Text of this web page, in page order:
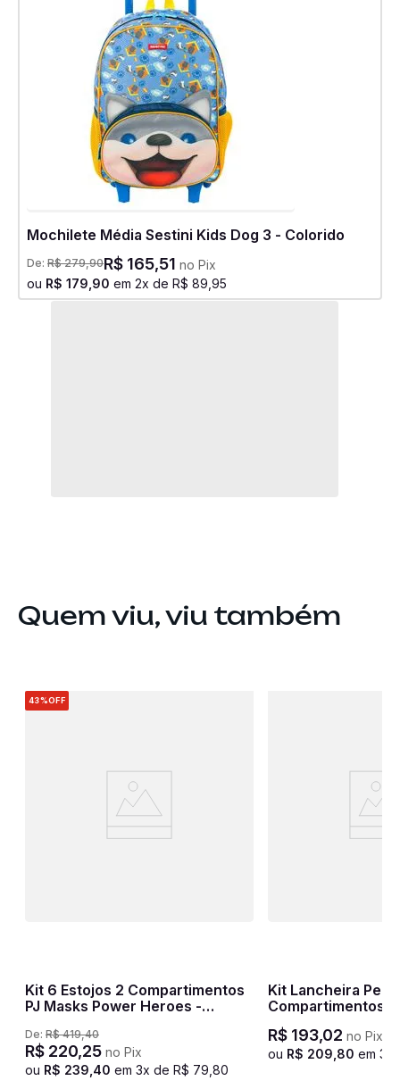
Mochilete Média Sestini Kids Dog 3 - Colorido
De: R$ 279,90R$ 165,51 no Pix
ou R$ 179 90 em 2x de R$ 89 95
Quem viu, viu também
43%OFF
Kit 6 Estojos 2 Compartimentos
PJ Masks Power Heroes -
De: R$ 419,40
R$ 220,25no Pix
ou R$ 239 40 em 3x de R$ 79 80
Kit Lancheira
Compartimentos
R$ 193,02 no Pix
ou R$ 209 80 em 3